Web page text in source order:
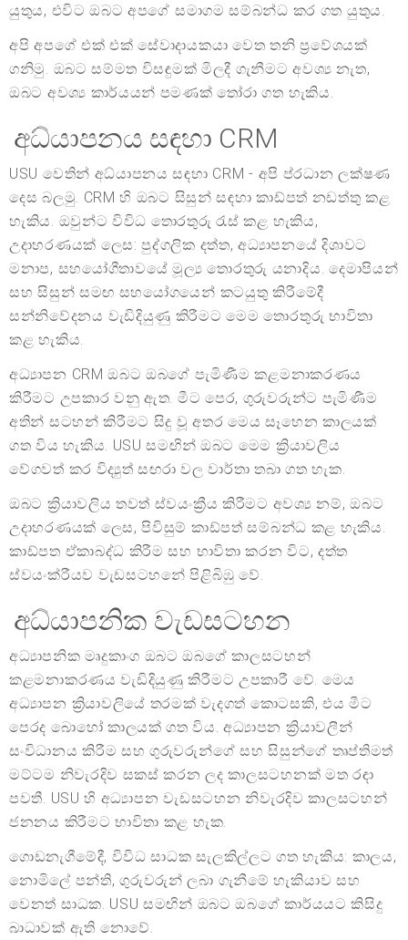
යුතුය, එවිට ඔබට අපගේ සමාගම සම්බන්ධ කර ගත යුතුය.
අපි අපගේ එක් එක් සේවාදායකයා වෙත තනි ප්‍රවේශයක්
ගනිමු. ඔබට සම්මත විසඳුමක් මිලදී ගැනීමට අවශ්‍ය නැත,
ඔබට අවශ්‍ය කාර්යයන් පමණක් තෝරා ගත හැකිය.
අධ්යාපනය සඳහා CRM
USU වෙතින් අධ්යාපනය සඳහා CRM - අපි ප්රධාන ලක්ෂණ
දෙස බලමු. CRM හි ඔබට සිසුන් සඳහා කාඩ්පත් නඩත්තු කළ
හැකිය. ඔවුන්ට විවිධ තොරතුරු රැස් කළ හැකිය,
උදාහරණයක් ලෙස: පුද්ගලික දත්ත, අධ්‍යාපනයේ දිශාවට
මනාප, සහයෝගීතාවයේ මූල්‍ය තොරතුරු යනාදිය. දෙමාපියන්
සහ සිසුන් සමඟ සහයෝගයෙන් කටයුතු කිරීමේදී
සන්නිවේදනය වැඩිදියුණු කිරීමට මෙම තොරතුරු භාවිතා
කළ හැකිය.
අධ්‍යාපන CRM ඔබට ඔබගේ පැමිණීම කළමනාකරණය
කිරීමට උපකාර වනු ඇත. මීට පෙර, ගුරුවරුන්ට පැමිණීම
අතින් සටහන් කිරීමට සිදු වූ අතර මෙය සෑහෙන කාලයක්
ගත විය හැකිය. USU සමඟින් ඔබට මෙම ක්‍රියාවලිය
වේගවත් කර විද්‍යුත් සඟරා වල වාර්තා තබා ගත හැක.
ඔබට ක්‍රියාවලිය තවත් ස්වයංක්‍රීය කිරීමට අවශ්‍ය නම්, ඔබට
උදාහරණයක් ලෙස, පිවිසුම් කාඩ්පත් සම්බන්ධ කළ හැකිය.
කාඩ්පත ඒකාබද්ධ කිරීම සහ භාවිතා කරන විට, දත්ත
ස්වයංක්රීයව වැඩසටහනේ පිළිබිඹු වේ.
අධ්යාපනික වැඩසටහන
අධ්‍යාපනික මෘදුකාංග ඔබට ඔබගේ කාලසටහන්
කළමනාකරණය වැඩිදියුණු කිරීමට උපකාරී වේ. මෙය
අධ්‍යාපන ක්‍රියාවලියේ තරමක් වැදගත් කොටසකි, එය මීට
පෙරද බොහෝ කාලයක් ගත විය. අධ්‍යාපන ක්‍රියාවලීන්
සංවිධානය කිරීම සහ ගුරුවරුන්ගේ සහ සිසුන්ගේ තෘප්තිමත්
මට්ටම නිවැරදිව සකස් කරන ලද කාලසටහනක් මත රඳා
පවතී. USU හි අධ්‍යාපන වැඩසටහන නිවැරදිව කාලසටහන්
ජනනය කිරීමට භාවිතා කළ හැක.
ගොඩනැගීමේදී, විවිධ සාධක සැලකිල්ලට ගත හැකිය: කාලය,
නොමිලේ පන්ති, ගුරුවරුන් ලබා ගැනීමේ හැකියාව සහ
වෙනත් සාධක. USU සමඟින් ඔබට ඔබගේ කාර්යයට කිසිදු
බාධාවක් ඇති නොවේ.